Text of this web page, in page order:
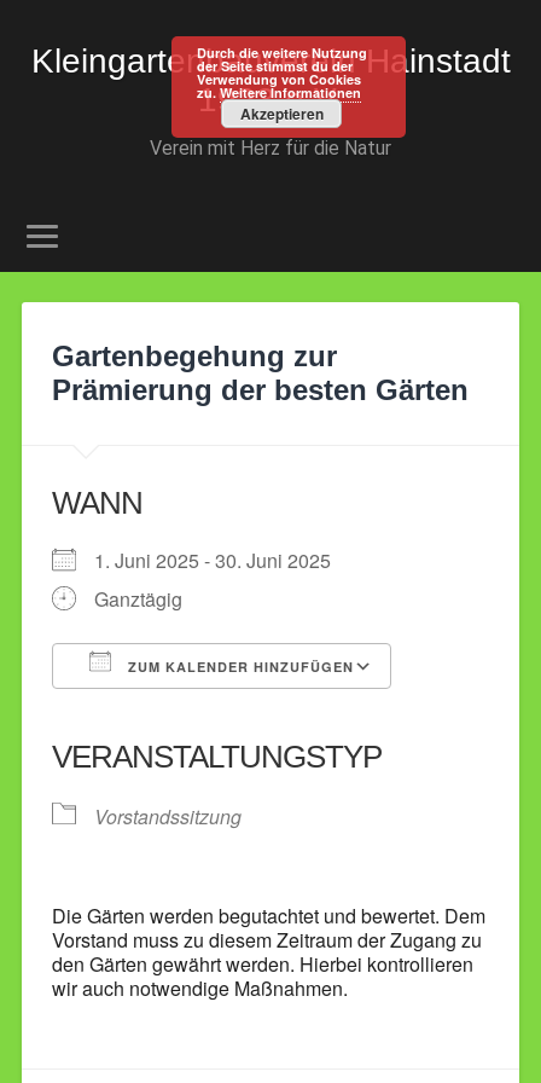
Kleingartenbauverein Hainstadt
1923 e.V.
Verein mit Herz für die Natur
Gartenbegehung zur
Prämierung der besten Gärten
WANN
1. Juni 2025 - 30. Juni 2025
Ganztägig
ZUM KALENDER HINZUFÜGEN
VERANSTALTUNGSTYP
Vorstandssitzung
Die Gärten werden begutachtet und bewertet. Dem
Vorstand muss zu diesem Zeitraum der Zugang zu
den Gärten gewährt werden. Hierbei kontrollieren
wir auch notwendige Maßnahmen.
Durch die weitere Nutzung
der Seite stimmst du der
Verwendung von Cookies
zu. Weitere Informationen
Akzeptieren